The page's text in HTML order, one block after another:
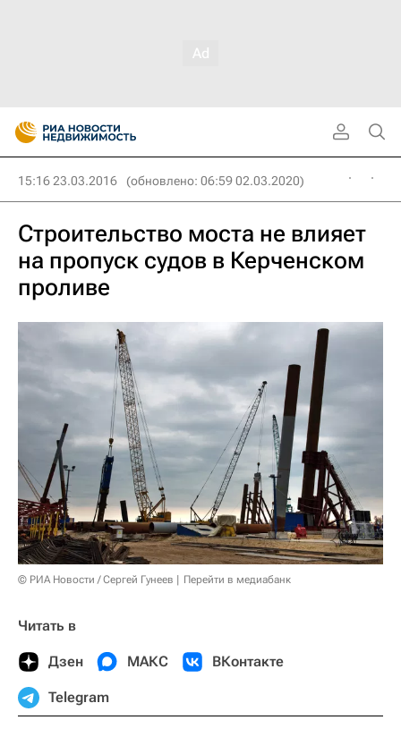
15:16 23.03.2016 (обновлено: 06:59 02.03.2020)
Строительство моста не влияет
на пропуск судов в Керченском
проливе
© РИА Новости / Сергей Гунеев Перейти в медиабанк
Читать в
Дзен МАКС ВКонтакте
Telegram